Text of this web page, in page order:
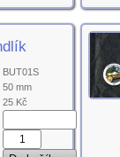
BUT01S
50 mm
25 Kč